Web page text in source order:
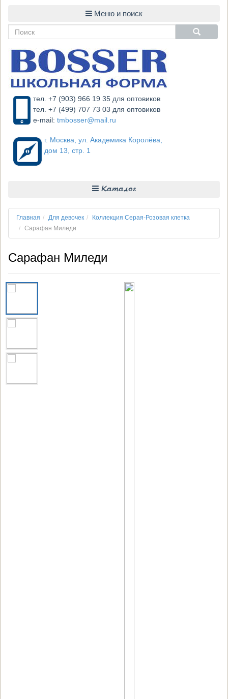
тел. +7 (903) 966 19 35 для оптовиков
тел. +7 (499) 707 73 03 для оптовиков
e-mail: tmbosser@mail.ru
г. Москва, ул. Академика Королёва,
дом 13, стр. 1
Каталог
Главная Для девочек
Коллекция Серая-Розовая клетка
Сарафан Миледи
Сарафан Миледи